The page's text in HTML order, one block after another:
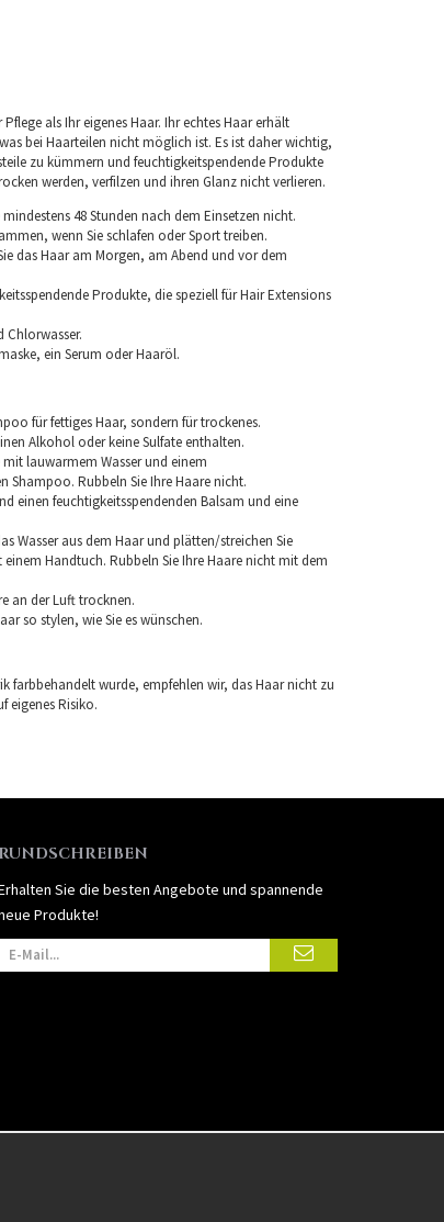
als Ihr eigenes Haar. Ihr echtes Haar erhält
bei Haarteilen nicht möglich ist. Es ist daher wichtig,
zu kümmern und feuchtigkeitspendende Produkte
werden, verfilzen und ihren Glanz nicht verlieren.
mindestens 48 Stunden nach dem Einsetzen nicht.
wenn Sie schlafen oder Sport treiben.
das Haar am Morgen, am Abend und vor dem
Produkte, die speziell für Hair Extensions
Chlorwasser.
ein Serum oder Haaröl.
für fettiges Haar, sondern für trockenes.
Alkohol oder keine Sulfate enthalten.
mit lauwarmem Wasser und einem
Shampoo. Rubbeln Sie Ihre Haare nicht.
einen feuchtigkeitsspendenden Balsam und eine
Wasser aus dem Haar und plätten/streichen Sie
Handtuch. Rubbeln Sie Ihre Haare nicht mit dem
an der Luft trocknen.
so stylen, wie Sie es wünschen.
farbbehandelt wurde, empfehlen wir, das Haar nicht zu
eigenes Risiko.
RUNDSCHREIBEN
Sie die besten Angebote und spannende
Produkte!